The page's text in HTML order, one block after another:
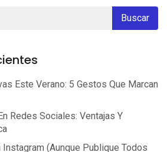
Este Verano: 5 Gestos Que Marcan
Redes Sociales: Ventajas Y
Instagram (aunque Publique Todos